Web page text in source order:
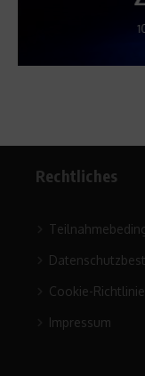
Rechtliches
Cookie-Richtlinie
Impressum